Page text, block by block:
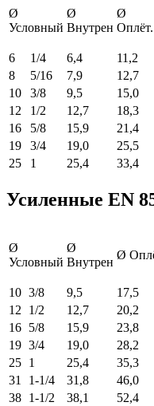
Ø
Условный
Ø
Внутрен
Ø
Оплёт.
6 1/4 6,4 11,2
8
5/16 7,9 12,7
10
3/8 9,5 15,0
12
1/2 12,7 18,3
16
5/8 15,9 21,4
19
3/4 19,0 25,5
25
1 25,4 33,4
Усиленные EN
Ø
Условный
Ø
Внутрен
Ø
10 3/8 9,5 17,5
12 1/2 12,7 20,2
16 5/8 15,9 23,8
19 3/4 19,0 28,2
25 1 25,4 35,3
31
1-1/4 31,8 46,0
38 1-1/2 38,1 52,4